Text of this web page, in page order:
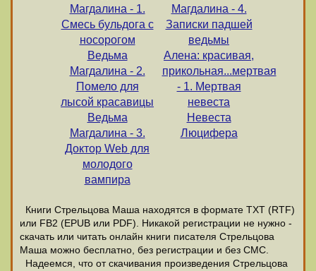
Магдалина - 1.
Смесь бульдога с
носорогом
Ведьма
Магдалина - 2.
Помело для
лысой красавицы
Ведьма
Магдалина - 3.
Доктор Web для
молодого
вампира
Магдалина - 4.
Записки падшей
ведьмы
Алена: красивая,
прикольная...мертвая
- 1. Мертвая
невеста
Невеста
Люцифера
Книги Стрельцова Маша находятся в формате ТХТ (RTF)
или FB2 (EPUB или PDF). Никакой регистрации не нужно -
скачать или читать онлайн книги писателя Стрельцова
Маша можно бесплатно, без регистрации и без СМС.
Надеемся, что от скачивания произведения Стрельцова